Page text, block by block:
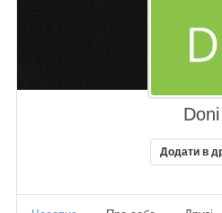
Doni
Додати в